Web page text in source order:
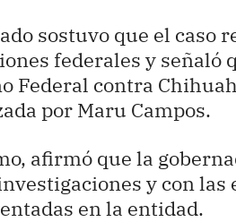
sostuvo que el caso
federales y señaló
Federal contra
por Maru Campos.
afirmó que la
y con
en la entidad.